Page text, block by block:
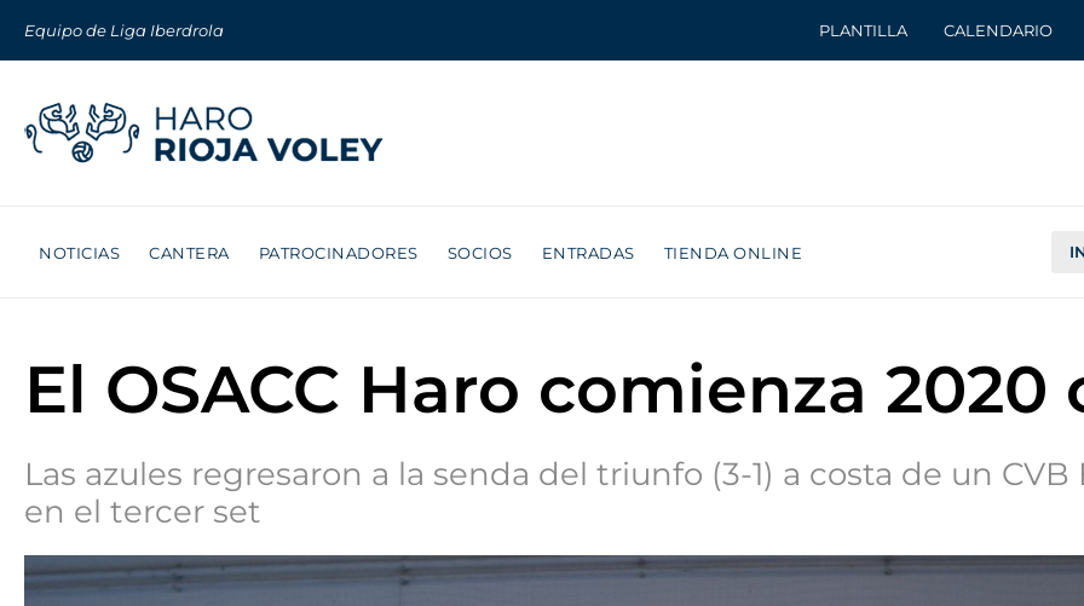
Equipo de Liga Iberdrola PLANTILLA CALENDARIO
NOTICIAS CANTERA PATROCINADORES SOCIOS ENTRADAS TIENDA ONLINE
El OSACC Haro comienza
Las azules regresaron a la senda del triunfo (3-1) a costa de un
en el tercer set